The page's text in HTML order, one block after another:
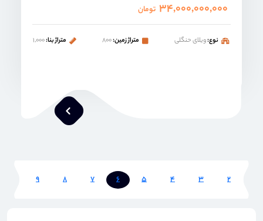
۳۴,۰۰۰,۰۰۰,۰۰۰ تومان
نوع:ویلای حنگلی متراژ زمین:۸۰۰ متراژ بنا:۱,۰۰۰
2
3
4
5
6
7
8
9